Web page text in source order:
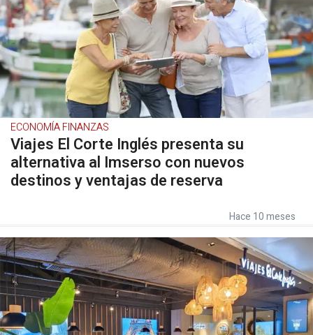
ECONOMÍA FINANZAS
Viajes El Corte Inglés presenta su
alternativa al Imserso con nuevos
destinos y ventajas de reserva
Hace 10 meses